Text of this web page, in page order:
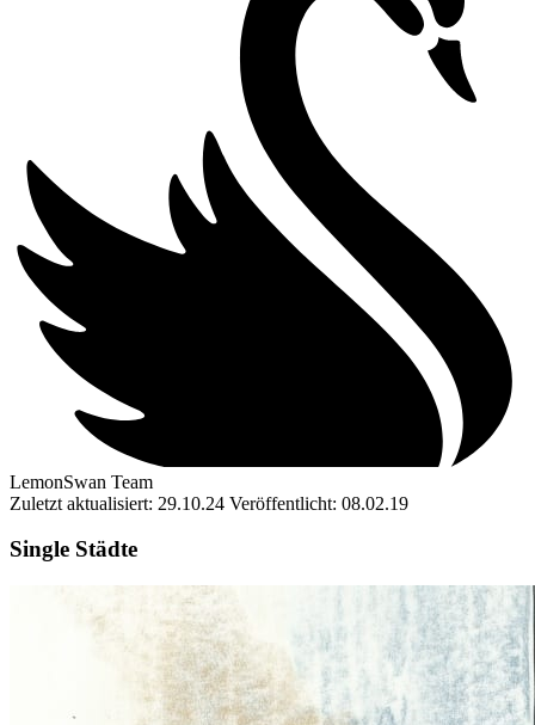
LemonSwan Team
Zuletzt aktualisiert: 29.10.24 Veröffentlicht: 08.02.19
Single Städte